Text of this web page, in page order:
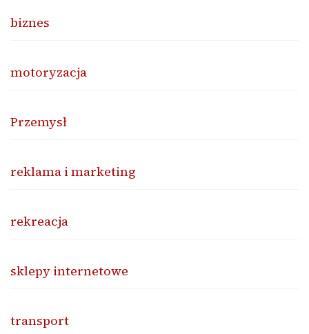
biznes
motoryzacja
Przemysł
reklama i marketing
rekreacja
sklepy internetowe
transport